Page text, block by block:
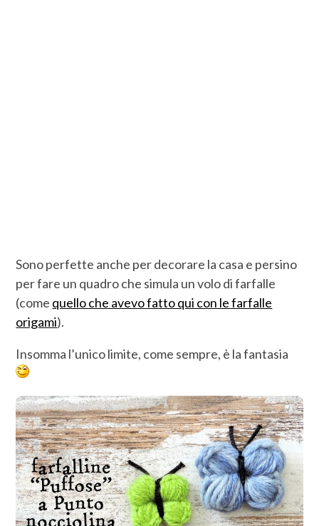
Sono perfette anche per decorare la casa e persino
per fare un quadro che simula un volo di farfalle
(come quello che avevo fatto qui con le farfalle
origami).
Insomma l’unico limite, come sempre, è la fantasia